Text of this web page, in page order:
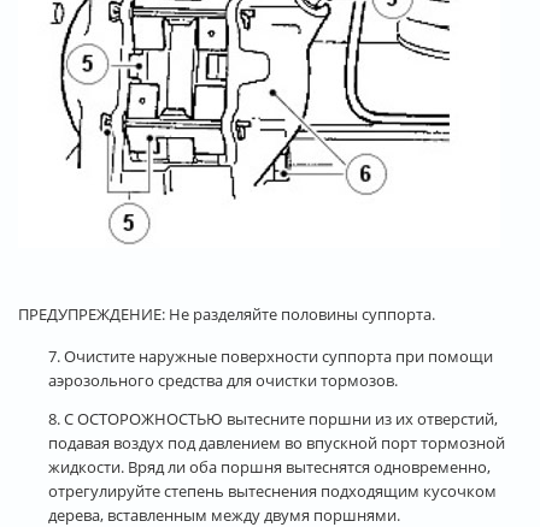
ПРЕДУПРЕЖДЕНИЕ: Не разделяйте половины суппорта.
7. Очистите наружные поверхности суппорта при помощи
аэрозольного средства для очистки тормозов.
8. С ОСТОРОЖНОСТЬЮ вытесните поршни из их отверстий,
подавая воздух под давлением во впускной порт тормозной
жидкости. Вряд ли оба поршня вытеснятся одновременно,
отрегулируйте степень вытеснения подходящим кусочком
дерева, вставленным между двумя поршнями.